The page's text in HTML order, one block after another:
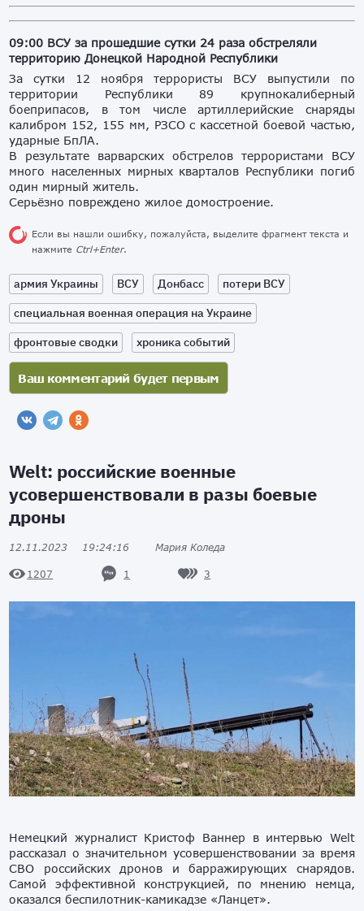
09:00 ВСУ за прошедшие сутки 24 раза обстреляли
территорию Донецкой Народной Республики
За сутки 12 ноября террористы ВСУ выпустили по
территории Республики 89 крупнокалиберный
боеприпасов, в том числе артиллерийские снаряды
калибром 152, 155 мм, РЗСО с кассетной боевой частью,
ударные БпЛА.
В результате варварских обстрелов террористами ВСУ
много населенных мирных кварталов Республики погиб
один мирный житель.
Серьёзно повреждено жилое домостроение.
Если вы нашли ошибку, пожалуйста, выделите фрагмент текста и
нажмите Ctrl+Enter.
армия Украины ВСУ Донбасс
потери ВСУ
специальная военная операция на Украине
фронтовые сводки
хроника событий
Welt: российские военные
усовершенствовали в разы боевые
дроны
12.11.2023 19:24:16 Мария Коледа
1207 1 3
Немецкий журналист Кристоф Ваннер в интервью Welt
рассказал о значительном усовершенствовании за время
СВО российских дронов и барражирующих снарядов.
Самой эффективной конструкцией, по мнению немца,
оказался беспилотник-камикадзе «Ланцет».